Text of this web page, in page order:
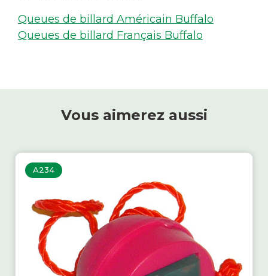
Queues de billard Américain Buffalo
Queues de billard Français Buffalo
Vous aimerez aussi
A234